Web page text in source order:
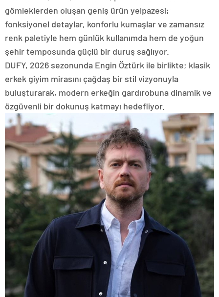
gömleklerden oluşan geniş ürün yelpazesi;
fonksiyonel detaylar, konforlu kumaşlar ve zamansız
renk paletiyle hem günlük kullanımda hem de yoğun
şehir temposunda güçlü bir duruş sağlıyor.
DUFY, 2026 sezonunda Engin Öztürk ile birlikte; klasik
erkek giyim mirasını çağdaş bir stil vizyonuyla
buluşturarak, modern erkeğin gardırobuna dinamik ve
özgüvenli bir dokunuş katmayı hedefliyor.